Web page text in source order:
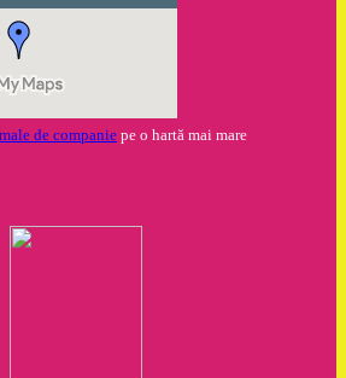
de companiepe o hartă mai mare